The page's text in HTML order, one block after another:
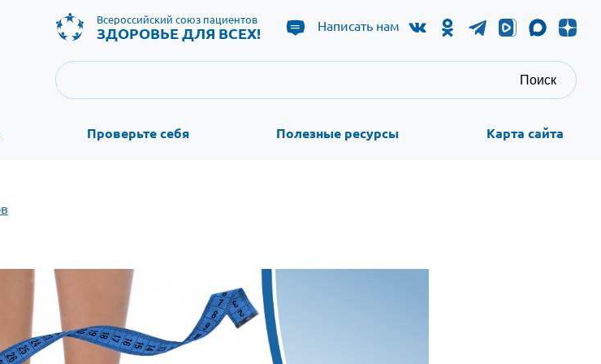
Всероссийский союз пациентов
ЗДОРОВЬЕ ДЛЯ ВСЕХ! Написать нам
Поиск
Проверьте себя Полезные ресурсы Карта сайта